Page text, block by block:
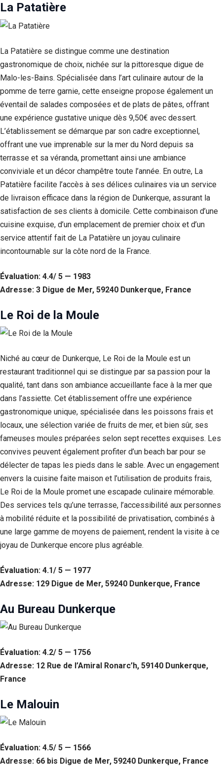
La Patatière
La Patatière se distingue comme une destination
gastronomique de choix, nichée sur la pittoresque digue de
Malo-les-Bains. Spécialisée dans l’art culinaire autour de la
pomme de terre garnie, cette enseigne propose également un
éventail de salades composées et de plats de pâtes, offrant
une expérience gustative unique dès 9,50€ avec dessert.
L’établissement se démarque par son cadre exceptionnel,
offrant une vue imprenable sur la mer du Nord depuis sa
terrasse et sa véranda, promettant ainsi une ambiance
conviviale et un décor champêtre toute l’année. En outre, La
Patatière facilite l’accès à ses délices culinaires via un service
de livraison efficace dans la région de Dunkerque, assurant la
satisfaction de ses clients à domicile. Cette combinaison d’une
cuisine exquise, d’un emplacement de premier choix et d’un
service attentif fait de La Patatière un joyau culinaire
incontournable sur la côte nord de la France.
Évaluation: 4.4/ 5 — 1983
Adresse: 3 Digue de Mer, 59240 Dunkerque, France
Le Roi de la Moule
Niché au cœur de Dunkerque, Le Roi de la Moule est un
restaurant traditionnel qui se distingue par sa passion pour la
qualité, tant dans son ambiance accueillante face à la mer que
dans l’assiette. Cet établissement offre une expérience
gastronomique unique, spécialisée dans les poissons frais et
locaux, une sélection variée de fruits de mer, et bien sûr, ses
fameuses moules préparées selon sept recettes exquises. Les
convives peuvent également profiter d’un beach bar pour se
délecter de tapas les pieds dans le sable. Avec un engagement
envers la cuisine faite maison et l’utilisation de produits frais,
Le Roi de la Moule promet une escapade culinaire mémorable.
Des services tels qu’une terrasse, l’accessibilité aux personnes
à mobilité réduite et la possibilité de privatisation, combinés à
une large gamme de moyens de paiement, rendent la visite à ce
joyau de Dunkerque encore plus agréable.
Évaluation: 4.1/ 5 — 1977
Adresse: 129 Digue de Mer, 59240 Dunkerque, France
Au Bureau Dunkerque
Évaluation: 4.2/ 5 — 1756
Adresse: 12 Rue de l’Amiral Ronarc’h, 59140 Dunkerque,
France
Le Malouin
Évaluation: 4.5/ 5 — 1566
Adresse: 66 bis Digue de Mer, 59240 Dunkerque, France